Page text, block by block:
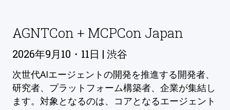
AGNTCon + MCPCon Japan
2026年9月10・11日 | 渋谷
次世代AIエージェントの開発を推進する開発者、
研究者、プラットフォーム構築者、企業が集結し
ます。対象となるのは、コアとなるエージェント